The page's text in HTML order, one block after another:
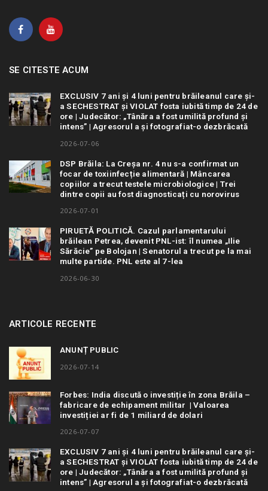
SE CITESTE ACUM
EXCLUSIV 7 ani și 4 luni pentru brăileanul care și-
a SECHESTRAT și VIOLAT fosta iubită timp de 24 de
ore | Judecător: „Tânăra a fost umilită profund și
intens” | Agresorul a și fotografiat-o dezbrăcată
2026-07-06
DSP Brăila: La Creșa nr. 4 nu s-a confirmat un
focar de toxiinfecție alimentară | Mâncarea
copiilor a trecut testele microbiologice | Trei
dintre copii au fost diagnosticați cu norovirus
2026-07-01
PIRUETĂ POLITICĂ. Cazul parlamentarului
brăilean Petrea, devenit PNL-ist: îl numea „Ilie
Sărăcie” pe Bolojan | Senatorul a trecut pe la mai
multe partide. PNL este al 7-lea
2026-06-30
ARTICOLE RECENTE
ANUNȚ PUBLIC
2026-07-14
Forbes: India discută o investiție în zona Brăila –
fabricare de echipament militar | Valoarea
investiției ar fi de 1 miliard de dolari
2026-07-07
EXCLUSIV 7 ani și 4 luni pentru brăileanul care și-
a SECHESTRAT și VIOLAT fosta iubită timp de 24 de
ore | Judecător: „Tânăra a fost umilită profund și
intens” | Agresorul a și fotografiat-o dezbrăcată